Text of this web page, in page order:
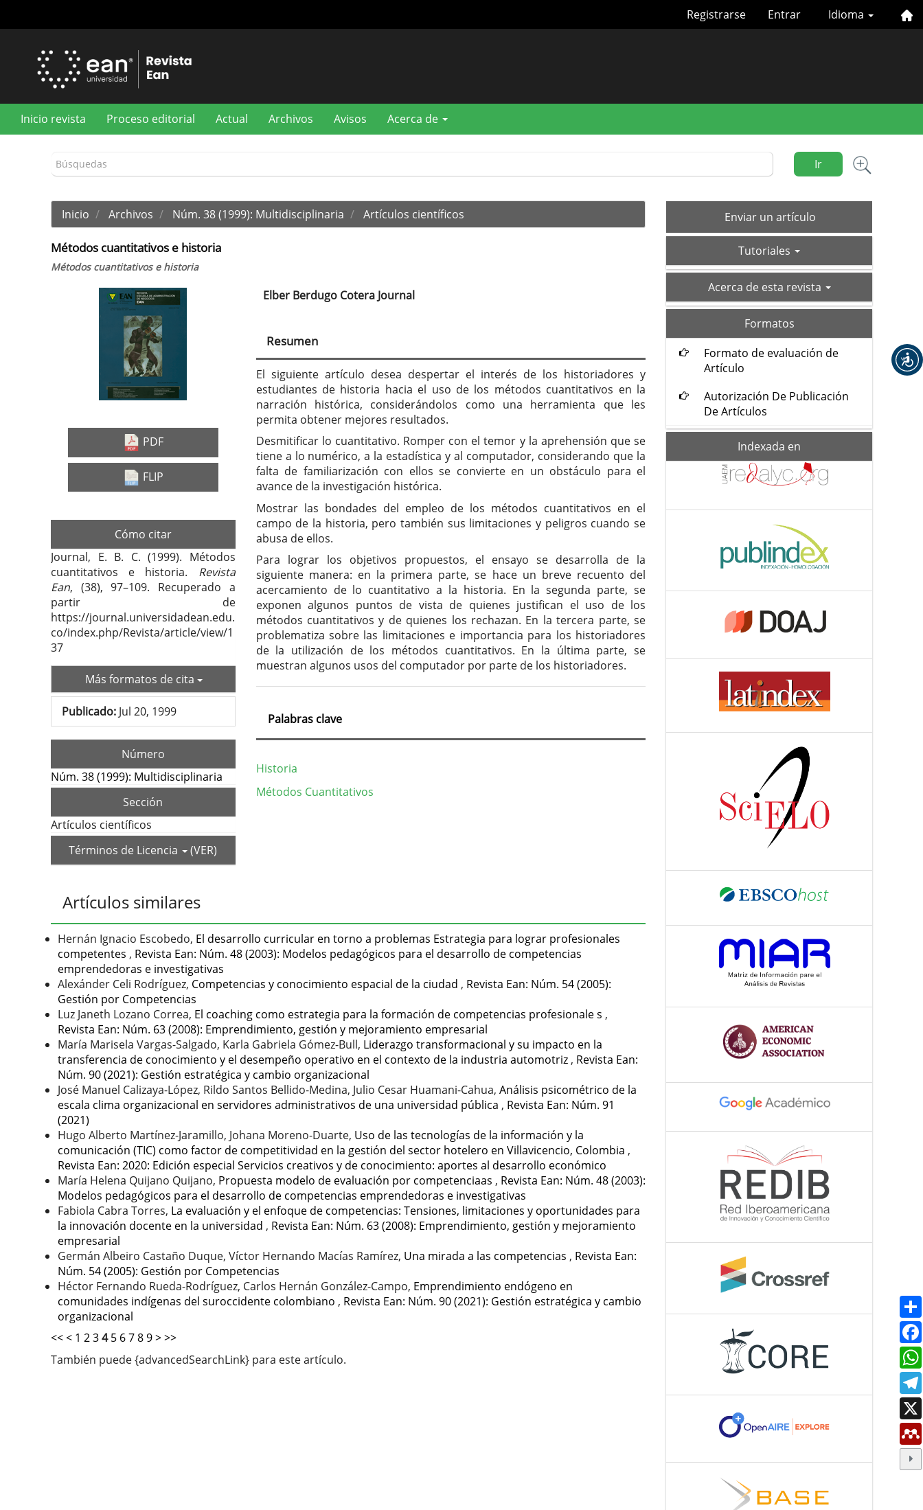
principal
Idioma
Registrarse Entrar
Inicio revista Proceso editorial Actual Archivos Avisos Acerca de
Ir
Inicio Archivos Núm. 38 (1999): Multidisciplinaria Artículos científicos
Métodos cuantitativos e historia
Métodos cuantitativos e historia
Barra
artículo
PDF
FLIP
Cómo citar
Journal, E. B. C. (1999). Métodos
cuantitativos e historia. Revista
Ean, (38), 97–109. Recuperado a
partir de
https://journal.universidadean.edu.
co/index.php/Revista/article/view/1
37
Más formatos de cita
Publicado: Jul 20, 1999
Número
Núm. 38 (1999): Multidisciplinaria
Sección
Artículos científicos
Términos de Licencia
(VER)
Contenido
principal
del
artículo
Elber Berdugo Cotera Journal
Resumen
El siguiente artículo desea despertar el interés de los historiadores y
estudiantes de historia hacia el uso de los métodos cuantitativos en la
narración histórica, considerándolos como una herramienta que les
permita obtener mejores resultados.
Desmitificar lo cuantitativo. Romper con el temor y la aprehensión que se
tiene a lo numérico, a la estadística y al computador, considerando que la
falta de familiarización con ellos se convierte en un obstáculo para el
avance de la investigación histórica.
Mostrar las bondades del empleo de los métodos cuantitativos en el
campo de la historia, pero también sus limitaciones y peligros cuando se
abusa de ellos.
Para lograr los objetivos propuestos, el ensayo se desarrolla de la
siguiente manera: en la primera parte, se hace un breve recuento del
acercamiento de lo cuantitativo a la historia. En la segunda parte, se
exponen algunos puntos de vista de quienes justifican el uso de los
métodos cuantitativos y de quienes los rechazan. En la tercera parte, se
problematiza sobre las limitaciones e importancia para los historiadores
de la utilización de los métodos cuantitativos. En la última parte, se
muestran algunos usos del computador por parte de los historiadores.
Palabras clave
Historia
Métodos Cuantitativos
Artículos similares
Hernán Ignacio Escobedo, El desarrollo curricular en torno a problemas Estrategia para lograr profesionales
competentes , Revista Ean: Núm. 48 (2003): Modelos pedagógicos para el desarrollo de competencias
emprendedoras e investigativas
Alexánder Celi Rodríguez, Competencias y conocimiento espacial de la ciudad , Revista Ean: Núm. 54 (2005):
Gestión por Competencias
Luz Janeth Lozano Correa, El coaching como estrategia para la formación de competencias profesionale s ,
Revista Ean: Núm. 63 (2008): Emprendimiento, gestión y mejoramiento empresarial
María Marisela Vargas-Salgado, Karla Gabriela Gómez-Bull, Liderazgo transformacional y su impacto en la
transferencia de conocimiento y el desempeño operativo en el contexto de la industria automotriz , Revista Ean:
Núm. 90 (2021): Gestión estratégica y cambio organizacional
José Manuel Calizaya-López, Rildo Santos Bellido-Medina, Julio Cesar Huamani-Cahua, Análisis psicométrico de la
escala clima organizacional en servidores administrativos de una universidad pública , Revista Ean: Núm. 91
(2021)
Hugo Alberto Martínez-Jaramillo, Johana Moreno-Duarte, Uso de las tecnologías de la información y la
comunicación (TIC) como factor de competitividad en la gestión del sector hotelero en Villavicencio, Colombia ,
Revista Ean: 2020: Edición especial Servicios creativos y de conocimiento: aportes al desarrollo económico
María Helena Quijano Quijano, Propuesta modelo de evaluación por competenciaas , Revista Ean: Núm. 48 (2003):
Modelos pedagógicos para el desarrollo de competencias emprendedoras e investigativas
Fabiola Cabra Torres, La evaluación y el enfoque de competencias: Tensiones, limitaciones y oportunidades para
la innovación docente en la universidad , Revista Ean: Núm. 63 (2008): Emprendimiento, gestión y mejoramiento
empresarial
Germán Albeiro Castaño Duque, Víctor Hernando Macías Ramírez, Una mirada a las competencias , Revista Ean:
Núm. 54 (2005): Gestión por Competencias
Héctor Fernando Rueda-Rodríguez, Carlos Hernán González-Campo, Emprendimiento endógeno en
comunidades indígenas del suroccidente colombiano , Revista Ean: Núm. 90 (2021): Gestión estratégica y cambio
organizacional
<<< 1 234 5 6789>>>
También puede {advancedSearchLink} para este artículo.
Enviar
un
Enviar un artículo
Tutoriales
acerca-Acerca de esta revista
Formatos
Formato de evaluación de
Artículo
Autorización De Publicación
De Artículos
Indexada en